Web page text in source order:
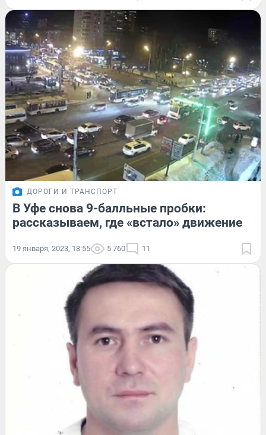
ДОРОГИ И ТРАНСПОРТ
В Уфе снова 9-балльные пробки:
рассказываем, где «встало» движение
19 января, 2023, 18:55 5 760 11